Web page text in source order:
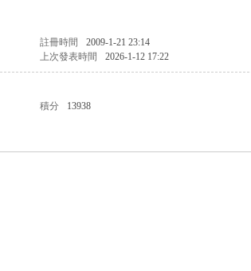
註冊時間 2009-1-21 23:14
上次發表時間 2026-1-12 17:22
積分 13938